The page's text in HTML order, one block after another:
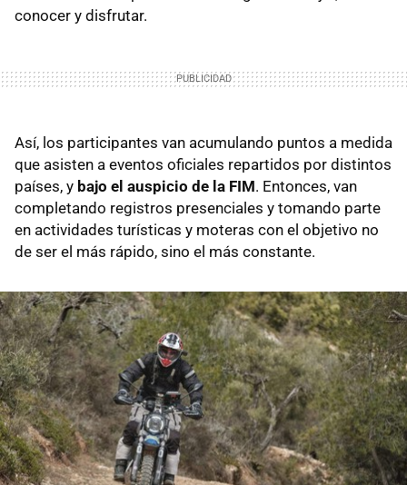
conocer y disfrutar.
Así, los participantes van acumulando puntos a medida
que asisten a eventos oficiales repartidos por distintos
países, y bajo el auspicio de la FIM. Entonces, van
completando registros presenciales y tomando parte
en actividades turísticas y moteras con el objetivo no
de ser el más rápido, sino el más constante.